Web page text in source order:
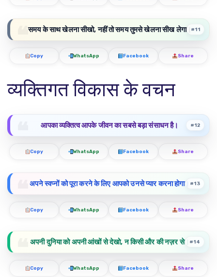
समय के साथ खेलना सीखो, नहीं तो समय तुमसे खेलना सीख लेगा। #11
Copy WhatsApp Facebook Share
व्यक्तिगत विकास के वचन
आपका व्यक्तित्व आपके जीवन का सबसे बड़ा संसाधन है। #12
Copy WhatsApp Facebook Share
अपने स्वप्नों को पूरा करने के लिए आपको उनसे प्यार करना होगा। #13
Copy WhatsApp Facebook Share
अपनी दुनिया को अपनी आंखों से देखो, न किसी और की नज़र से। #14
Copy WhatsApp Facebook Share